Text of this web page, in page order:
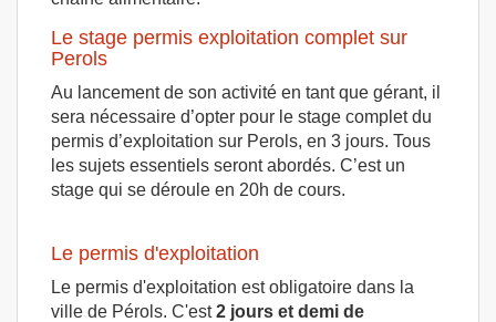
Le stage permis exploitation complet sur
Perols
Au lancement de son activité en tant que gérant, il
sera nécessaire d’opter pour le stage complet du
permis d’exploitation sur Perols, en 3 jours. Tous
les sujets essentiels seront abordés. C’est un
stage qui se déroule en 20h de cours.
Le permis d'exploitation
Le permis d'exploitation est obligatoire dans la
ville de Pérols. C'est2 jours et demi de